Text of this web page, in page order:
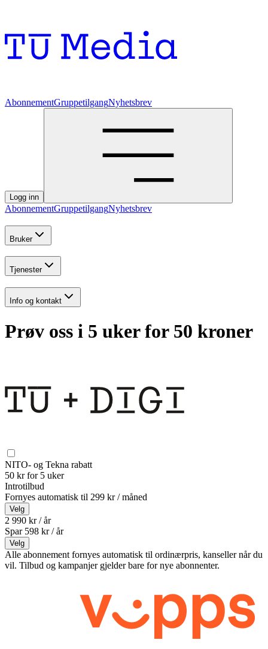
AbonnementGruppetilgangNyhetsbrev
Logg inn
AbonnementGruppetilgangNyhetsbrev
Bruker
Tjenester
Info og kontakt
Prøv oss i 5 uker for 50 kroner
NITO- og Tekna rabatt
50 kr for 5 uker
Introtilbud
Fornyes automatisk til 299 kr / måned
Velg
2 990 kr / år
Spar 598 kr /år
Velg
Alle abonnement fornyes automatisk til ordinærpris, kanseller når du
vil. Tilbud og kampanjer gjelder bare for nye abonnenter.